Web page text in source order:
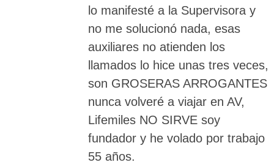
lo manifesté a la Supervisora y
no me solucionó nada, esas
auxiliares no atienden los
llamados lo hice unas tres veces,
son GROSERAS ARROGANTES
nunca volveré a viajar en AV,
Lifemiles NO SIRVE soy
fundador y he volado por trabajo
55 años.